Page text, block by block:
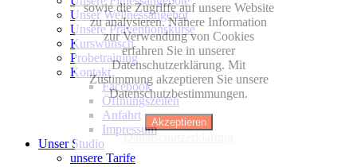
Unser Wellnessangebot
Unsere Präventionskurse
Kurswunsch
Probetraining
Kontakt
Facebook
Öffnungszeiten
Anfahrt
Impressum
Unser Studio
unsere Tarife
sowie die Zugriffe auf unsere Website
zu analysieren. Nähere Information
zur Verwendung von Cookies
erfahren Sie in unserer
Datenschutzerklärung. Mit
Zustimmung akzeptieren Sie unsere
Datenschutzbestimmungen.
Akzeptieren
Datenschutzerklärung